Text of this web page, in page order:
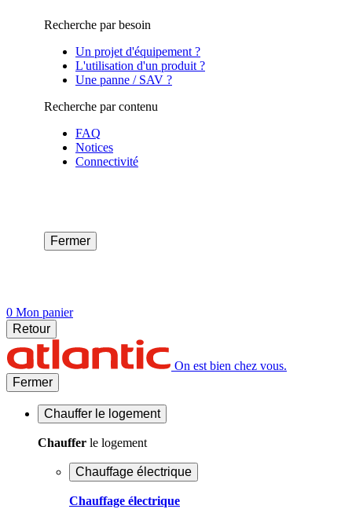
Recherche par besoin
Un projet d'équipement ?
L'utilisation d'un produit ?
Une panne / SAV ?
Recherche par contenu
FAQ
Notices
Connectivité
Fermer
0 Mon panier
Retour
On est bien chez vous.
Fermer
Chauffer le logement
Chauffer le logement
Chauffage électrique
Chauffage électrique